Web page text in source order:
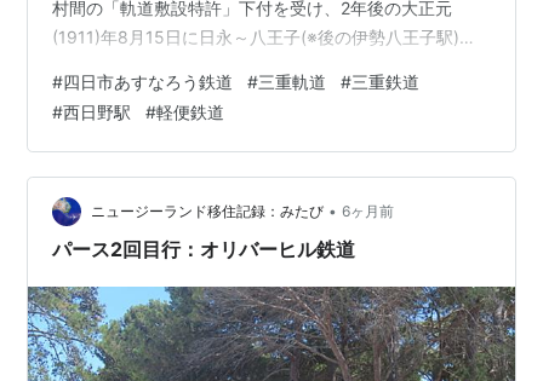
村間の「軌道敷設特許」下付を受け、2年後の大正元
(1911)年8月15日に日永～八王子(※後の伊勢八王子駅)間
る現在の線路位置で約115年間ほぼ場所を変えることなく
現在も運行を続ける唯一の区間である(※注：正確には同
年10月日永～南浜田区間も同様だが、同区間は現在「内
部線」内に取り込まれているためここでは除外する)。 同
区間は開業当初より「専用線路」、つまり「道路」と
「線路」を完全分離し…
#四日市あすなろう鉄道 #三重軌道 #三重鉄道
#西日野駅 #軽便鉄道
ニュージーランド移住記録：みたび • 6ヶ月前
パース2回目行：オリバーヒル鉄道